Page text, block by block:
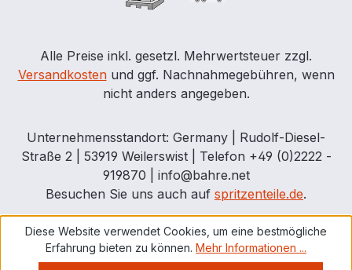
Alle Preise inkl. gesetzl. Mehrwertsteuer zzgl.
Versandkostenund ggf. Nachnahmegebühren, wenn
nicht anders angegeben.
Unternehmensstandort: Germany | Rudolf-Diesel-
Straße 2 | 53919 Weilerswist | Telefon +49 (0)2222 -
919870 | info@bahre.net
Besuchen Sie uns auch auf spritzenteile.de.
Diese Website verwendet Cookies, um eine bestmögliche
Erfahrung bieten zu können. Mehr Informationen ...